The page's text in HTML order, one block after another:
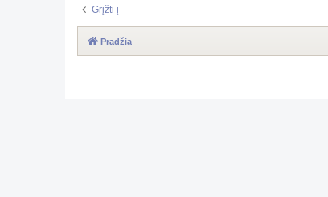
Grįžti į
Pradžia